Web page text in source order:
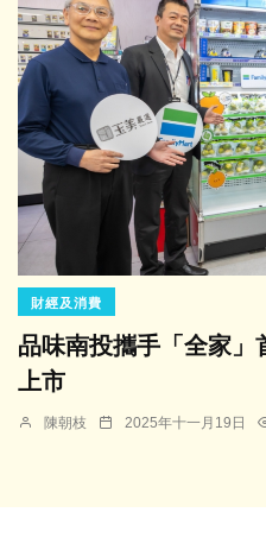
財經及消費
品味南投攜手「全家」
上市
陳朝枝 2025年十一月19日